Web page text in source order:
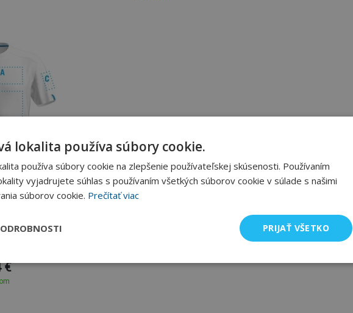
€
lokalita používa súbory cookie.
používa súbory cookie na zlepšenie používateľskej skúsenosti. Používaním
vyjadrujete súhlas s používaním všetkých súborov cookie v súlade s našimi
súborov cookie. Prečítať viac
PRIJAŤ VŠETKO